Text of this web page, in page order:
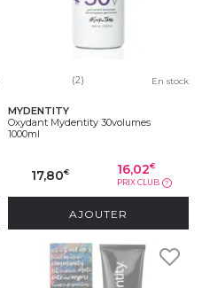
(2) En stock
MYDENTITY
Oxydant Mydentity 30volumes
1000ml
17,80€ 16,02€
PRIX CLUB ?
AJOUTER